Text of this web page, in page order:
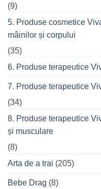
(9)
5. Produse cosmetice
mâinilor și corpului
(35)
6. Produse terapeutice
7. Produse terapeutice
(34)
8. Produse terapeutice
și musculare
(8)
Arta de a trai (205)
Bebe Drag (8)